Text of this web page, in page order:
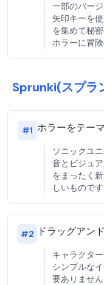
一部のバー
矢印キーを
を集めて秘
ホラーに冒
Sprunki(スプラ
#1 ホラーをテー
ソニックユ
音とビジュ
をまったく
しいものです
#2 ドラッグアン
キャラクタ
シンプルな
要ありませ